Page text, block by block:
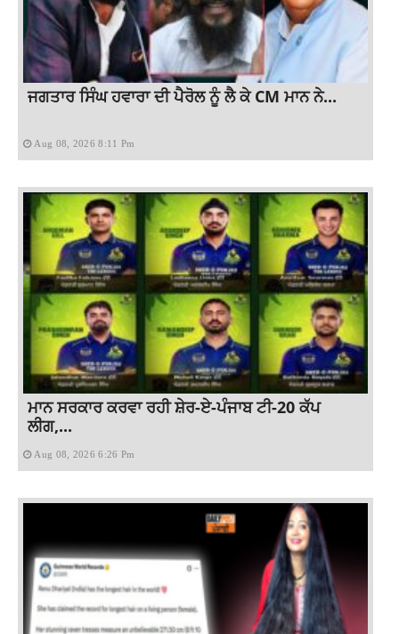
ਜਗਤਾਰ ਸਿੰਘ ਹਵਾਰਾ ਦੀ ਪੈਰੋਲ ਨੂੰ ਲੈ ਕੇ CM ਮਾਨ ਨੇ...
Aug 08, 2026 8:11 Pm
ਮਾਨ ਸਰਕਾਰ ਕਰਵਾ ਰਹੀ ਸ਼ੇਰ-ਏ-ਪੰਜਾਬ ਟੀ-20 ਕੱਪ
ਲੀਗ,...
Aug 08, 2026 6:26 Pm